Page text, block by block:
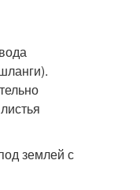
землей с